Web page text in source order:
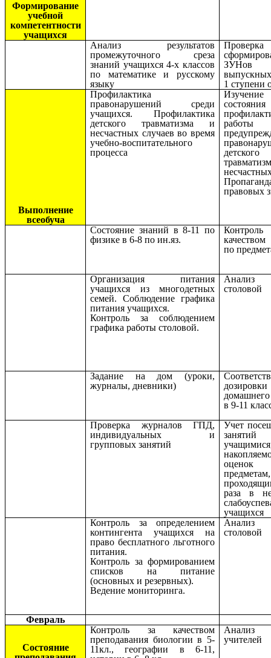
Формирование
учебной
компетентности
учащихся
Анализ результатов
промежуточного среза
знаний учащихся 4-х классов
по математике и русскому
языку
1 ступени
Выполнение
всеобуча
Профилактика
правонарушений среди
учащихся. Профилактика
детского травматизма и
несчастных случаев во время
учебно-воспитательного
процесса
Изучение
состояния
детского
правовых
Состояние знаний в 8-11 по
физике в 6-8 по ин.яз.
по
Организация питания
учащихся из многодетных
семей. Соблюдение графика
питания учащихся.
Контроль за соблюдением
графика работы столовой.
Анализ
столовой
Задание на дом (уроки,
журналы, дневники)
дозировки
в 9-11
Проверка журналов ГПД,
индивидуальных и
групповых занятий
Учет
занятий
предметам,
раза в
учащихся
Контроль за определением
контингента учащихся на
право бесплатного льготного
питания.
Контроль за формированием
списков на питание
(основных и резервных).
Ведение мониторинга.
Анализ
Февраль
Состояние
Контроль за качеством
преподавания биологии в 5-
11кл., географии в 6-11,
Анализ
учителей